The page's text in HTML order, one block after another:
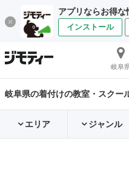
アプリならお得な
インストール
岐阜
岐阜県の着付けの教室・スクー
エリア ジャンル